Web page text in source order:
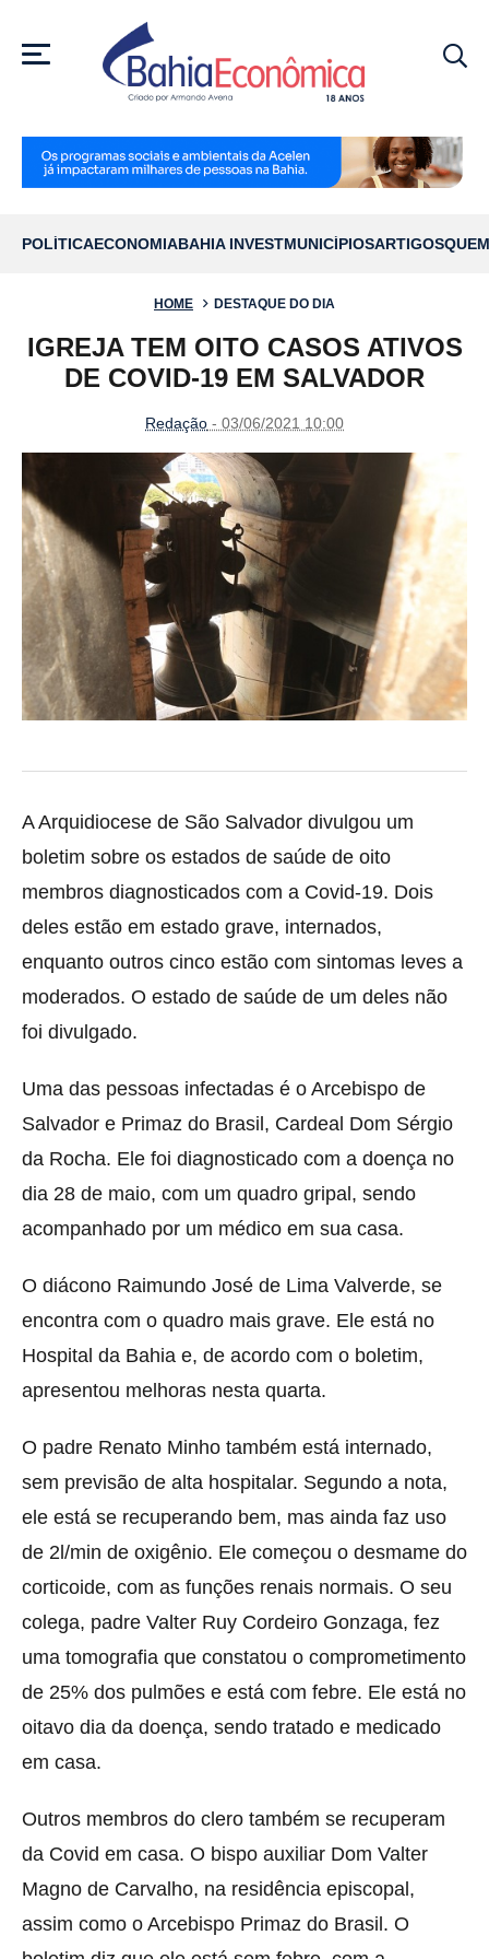
MENU
POLÍTICAECONOMIABAHIA INVESTMUNICÍPIOSARTIGOS
HOME DESTAQUE DO DIA
IGREJA TEM OITO CASOS ATIVOS
DE COVID-19 EM SALVADOR
Redação - 03/06/2021 10:00
A Arquidiocese de São Salvador divulgou um
boletim sobre os estados de saúde de oito
membros diagnosticados com a Covid-19. Dois
deles estão em estado grave, internados,
enquanto outros cinco estão com sintomas leves a
moderados. O estado de saúde de um deles não
foi divulgado.
Uma das pessoas infectadas é o Arcebispo de
Salvador e Primaz do Brasil, Cardeal Dom Sérgio
da Rocha. Ele foi diagnosticado com a doença no
dia 28 de maio, com um quadro gripal, sendo
acompanhado por um médico em sua casa.
O diácono Raimundo José de Lima Valverde, se
encontra com o quadro mais grave. Ele está no
Hospital da Bahia e, de acordo com o boletim,
apresentou melhoras nesta quarta.
O padre Renato Minho também está internado,
sem previsão de alta hospitalar. Segundo a nota,
ele está se recuperando bem, mas ainda faz uso
de 2l/min de oxigênio. Ele começou o desmame do
corticoide, com as funções renais normais. O seu
colega, padre Valter Ruy Cordeiro Gonzaga, fez
uma tomografia que constatou o comprometimento
de 25% dos pulmões e está com febre. Ele está no
oitavo dia da doença, sendo tratado e medicado
em casa.
Outros membros do clero também se recuperam
da Covid em casa. O bispo auxiliar Dom Valter
Magno de Carvalho, na residência episcopal,
assim como o Arcebispo Primaz do Brasil. O